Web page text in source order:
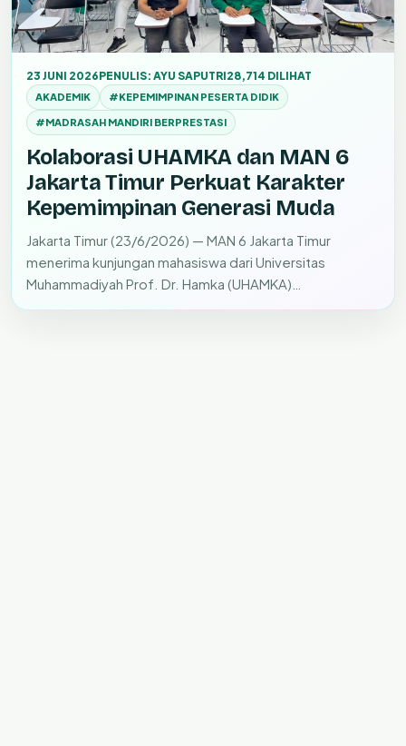
23 JUNI 2026PENULIS: AYU SAPUTRI28,714 DILIHAT
AKADEMIK #KEPEMIMPINAN PESERTA DIDIK
#MADRASAH MANDIRI BERPRESTASI
Kolaborasi UHAMKA dan MAN 6
Jakarta Timur Perkuat Karakter
Kepemimpinan Generasi Muda
Jakarta Timur (23/6/2026) — MAN 6 Jakarta Timur
menerima kunjungan mahasiswa dari Universitas
Muhammadiyah Prof. Dr. Hamka (UHAMKA)…